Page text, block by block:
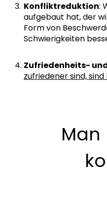
Konfliktreduktion:
aufgebaut hat, der
Form von
Schwierigkeiten
Zufriedenheits-
zufriedener sind,